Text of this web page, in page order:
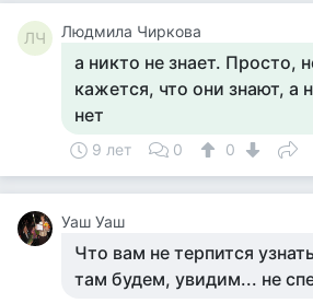
ЛЧ Людмила Чиркова
а никто не знает. Просто,
кажется, что они знают, а
нет
9 лет 0 0
Уаш Уаш
Что вам не терпится
там будем, увидим... не